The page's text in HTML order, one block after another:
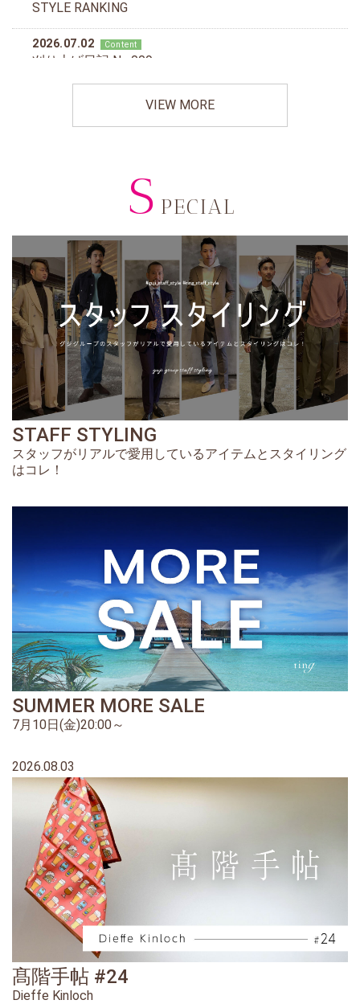
VIEW MORE
S PECIAL
STAFF STYLING
スタッフがリアルで愛用しているアイテムとスタイリング
はコレ！
SUMMER MORE SALE
7月10日(金)20:00～
2026.08.03
髙階手帖 #24
Dieffe Kinloch